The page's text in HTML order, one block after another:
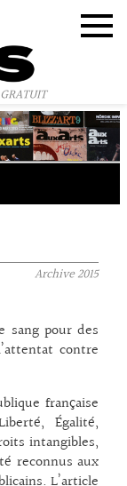
Archive2015
sang pour des
contre
française
Égalité,
intangibles,
reconnus aux